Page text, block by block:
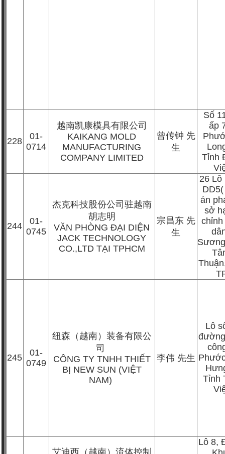
228
01-
0714
越南凯康模具有限公司
KAIKANG MOLD
MANUFACTURING
COMPANY LIMITED
曾传钟 先
生
Số
ấp
Tỉnh
244
01-
0745
杰克科技股份公司驻越南
胡志明
VĂN PHÒNG ĐẠI DIỆN
JACK TECHNOLOGY
CO.,LTD TẠI TPHCM
宗昌东 先
生
26
án
sở
245
01-
0749
纽森（越南）装备有限公
司
CÔNG TY TNHH THIẾT
BỊ NEW SUN (VIỆT
NAM)
李伟 先生
Lô
Tỉnh
艾迪西（越南）流体控制
Lô 8,